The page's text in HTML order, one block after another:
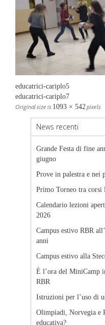
educatrici-cariplo5
educatrici-cariplo7
Original size is 1093 × 542 pixels
News recenti
Grande Festa di fine
giugno
Prove in palestra e nei
Primo Torneo tra corsi
Calendario lezioni
2026
Campus estivo RBR
anni
Campus estivo alla
È l’ora del MiniCamp
RBR
Istruzioni per l’uso di
Olimpiadi, Norvegia e
educativa?